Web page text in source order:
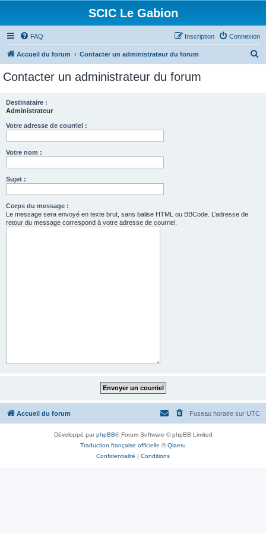
SCIC Le Gabion
FAQ Connexion
Inscription
Accueil du forum Contacter un administrateur du forum
Contacter un administrateur du forum
Destinataire :
Administrateur
Votre adresse de courriel :
Votre nom :
Sujet :
Corps du message :
Le message sera envoyé en texte brut, sans balise HTML ou BBCode. L’adresse de
retour du message correspond à votre adresse de courriel.
Accueil du forum Fuseau horaire sur UTC
Développé parphpBB® Forum Software © phpBB Limited
Traduction française officielle ©Qiaeru
Confidentialité | Conditions